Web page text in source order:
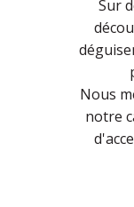
Sur
Nous
notre